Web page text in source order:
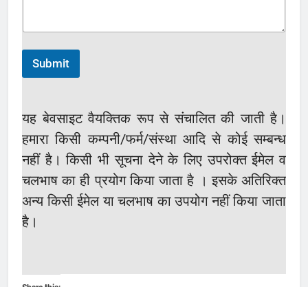
Submit
यह बेवसाइट वैयक्तिक रूप से संचालित की जाती है।
हमारा किसी कम्पनी/फर्म/संस्था आदि से कोई सम्बन्ध
नहीं है। किसी भी सूचना देने के लिए उपरोक्त ईमेल व
चलभाष का ही प्रयोग किया जाता है । इसके अतिरिक्त
अन्य किसी ईमेल या चलभाष का उपयोग नहीं किया जाता
है।